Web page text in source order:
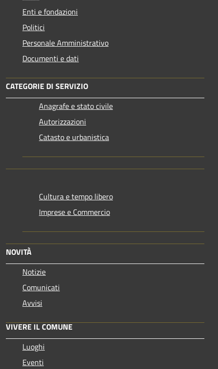
Enti e fondazioni
Politici
Personale Amministrativo
Documenti e dati
CATEGORIE DI SERVIZIO
Anagrafe e stato civile
Autorizzazioni
Catasto e urbanistica
Cultura e tempo libero
Imprese e Commercio
NOVITÀ
Notizie
Comunicati
Avvisi
VIVERE IL COMUNE
Luoghi
Eventi